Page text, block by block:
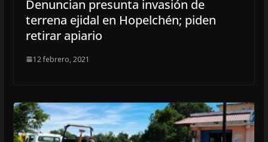
Denuncian presunta invasión de
terrena ejidal en Hopelchén; piden
retirar apiario
12 febrero, 2021